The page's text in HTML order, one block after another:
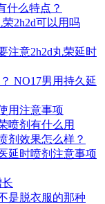
什么特点？
2h2d可以用吗
注意2h2d丸荣延时
NO17男用持久延
用注意事项
喷剂有什么用
剂效果怎么样？
延时喷剂注意事项
是脱衣服的那种